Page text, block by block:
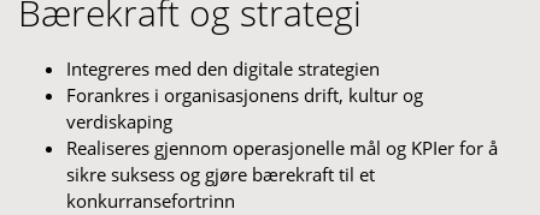
Bærekraft og strategi
Integreres med den digitale strategien
Forankres i organisasjonens drift, kultur og
verdiskaping
Realiseres gjennom operasjonelle mål og KPIer for å
sikre suksess og gjøre bærekraft til et
konkurransefortrinn